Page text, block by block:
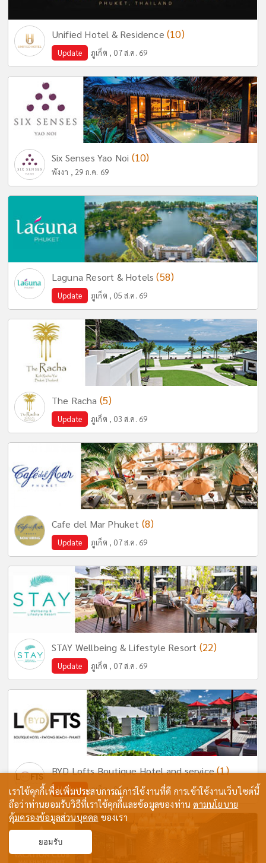
Unified Hotel & Residence (10)
Update ภูเก็ต , 07 ส.ค. 69
Six Senses Yao Noi (10)
พังงา , 29 ก.ค. 69
Laguna Resort & Hotels(58)
Update ภูเก็ต , 05 ส.ค. 69
The Racha (5)
Update ภูเก็ต , 03 ส.ค. 69
Cafe del Mar Phuket (8)
Update ภูเก็ต , 07 ส.ค. 69
STAY Wellbeing & Lifestyle Resort (22)
Update ภูเก็ต , 07 ส.ค. 69
BYD Lofts Boutique Hotel and service(1)
Update ภูเก็ต , 07 ส.ค. 69
เราใช้คุกกี้เพื่อเพิ่มประสบการณ์การใช้งานที่ดี การเข้าใช้งานเว็บไซต์นี้
ถือว่าท่านยอมรับวิธีที่เราใช้คุกกี้และข้อมูลของท่านตามนโยบาย
คุ้มครองข้อมูลส่วนบุคคล ของเรา
ยอมรับ